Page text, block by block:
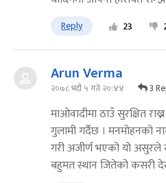
Reply 23
Arun Verma
२०७८ भदौ ५ गते २०:४४ 3
माओवादीमा ठाउँ सुरक्षित
गुलामी गर्दैछ । मनमोहनको
गरी अजीर्ण भएको यो
बहुमत स्थान जितेको कसरी